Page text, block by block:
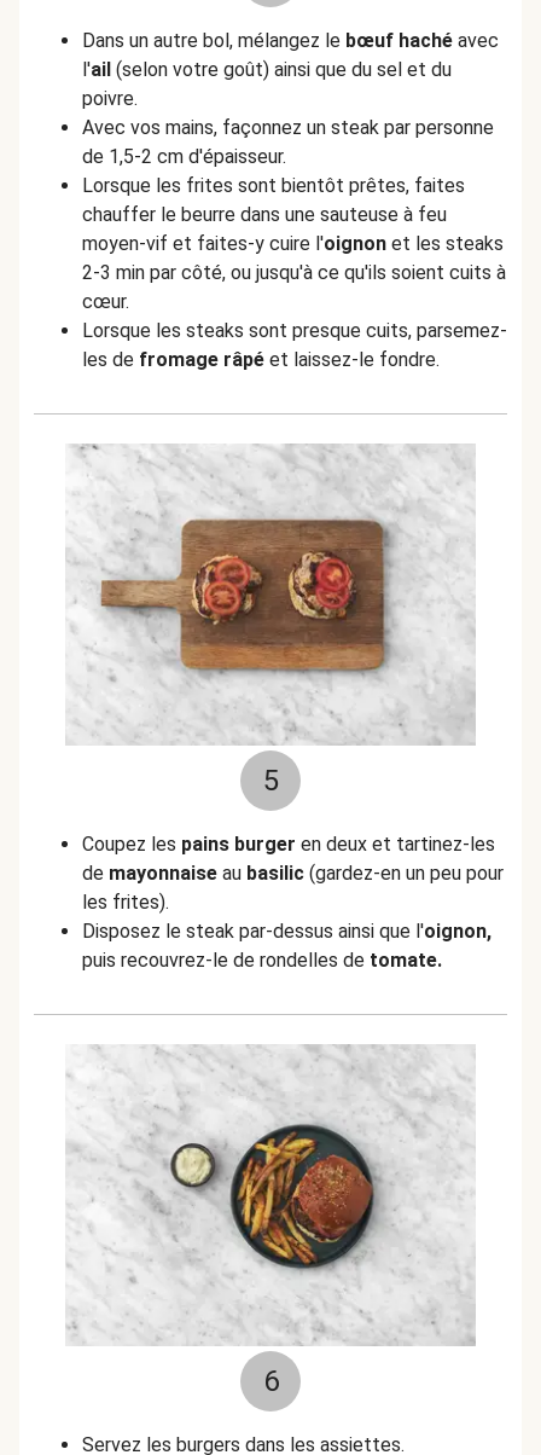
Dans un autre bol, mélangez le bœuf haché avec
l'ail (selon votre goût) ainsi que du sel et du
poivre.
Avec vos mains, façonnez un steak par personne
de 1,5-2 cm d'épaisseur.
Lorsque les frites sont bientôt prêtes, faites
chauffer le beurre dans une sauteuse à feu
moyen-vif et faites-y cuire l'oignon et les steaks
2-3 min par côté, ou jusqu'à ce qu'ils soient cuits à
cœur.
Lorsque les steaks sont presque cuits, parsemez-
les de fromage râpé et laissez-le fondre.
5
Coupez les pains burger en deux et tartinez-les
de mayonnaise au basilic (gardez-en un peu pour
les frites).
Disposez le steak par-dessus ainsi que l'oignon,
puis recouvrez-le de rondelles de tomate.
6
Servez les burgers dans les assiettes.